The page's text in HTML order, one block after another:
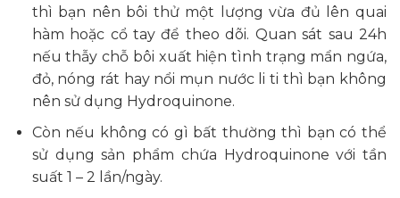
thì bạn nên bôi thử một lượng vừa đủ lên quai
hàm hoặc cổ tay để theo dõi. Quan sát sau 24h
nếu thẫy chỗ bôi xuất hiện tình trạng mẩn ngứa,
đỏ, nóng rát hay nổi mụn nước li ti thì bạn không
nên sử dụng Hydroquinone.
Còn nếu không có gì bất thường thì bạn có thể
sử dụng sản phẩm chứa Hydroquinone với tần
suất 1 – 2 lần/ngày.